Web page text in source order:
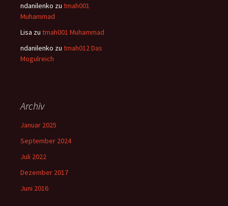
ndanilenko zu tmah001
Muhammad
Lisa zu tmah001 Muhammad
ndanilenko zu tmah012 Das
Mogulreich
Archiv
Januar 2025
September 2024
Juli 2022
Dezember 2017
Juni 2016